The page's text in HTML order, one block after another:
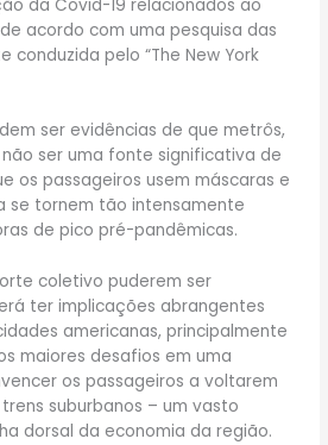
da Covid-19 relacionados ao
acordo com uma pesquisa das
conduzida pelo “The New York
ser evidências de que metrôs,
ser uma fonte significativa de
os passageiros usem máscaras e
se tornem tão intensamente
de pico pré-pandêmicas.
coletivo puderem ser
ter implicações abrangentes
americanas, principalmente
maiores desafios em uma
os passageiros a voltarem
suburbanos – um vasto
dorsal da economia da região.